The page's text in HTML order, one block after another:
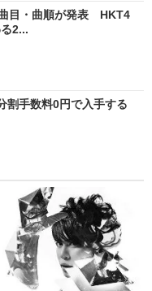
目・曲順が発表 HKT4
2...
割手数料0円で入手する